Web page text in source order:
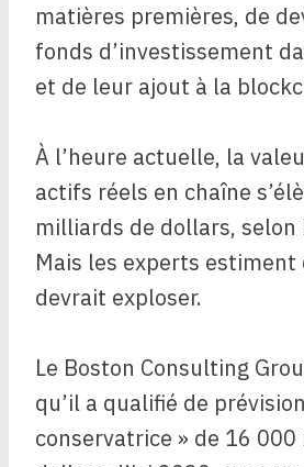
matières premières, de
fonds d’investissement
et de leur ajout à la
À l’heure actuelle, la
actifs réels en chaîne
milliards de dollars,
Mais les experts
devrait exploser.
Le Boston Consulting
qu’il a qualifié de
conservatrice » de 16